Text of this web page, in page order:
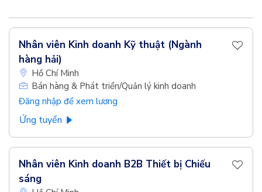
Nhân viên Kinh doanh Kỹ thuật (Ngành
hàng hải)
Hồ Chí Minh
Bán hàng & Phát triển/Quản lý kinh doanh
Đăng nhập để xem lương
Ứng tuyển
Nhân viên Kinh doanh B2B Thiết bị Chiếu
sáng